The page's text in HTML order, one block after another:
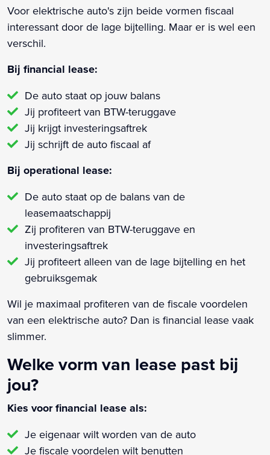
Voor elektrische auto's zijn beide vormen fiscaal
interessant door de lage bijtelling. Maar er is wel een
verschil.
Bij financial lease:
De auto staat op jouw balans
Jij profiteert van BTW-teruggave
Jij krijgt investeringsaftrek
Jij schrijft de auto fiscaal af
Bij operational lease:
De auto staat op de balans van de
leasemaatschappij
Zij profiteren van BTW-teruggave en
investeringsaftrek
Jij profiteert alleen van de lage bijtelling en het
gebruiksgemak
Wil je maximaal profiteren van de fiscale voordelen
van een elektrische auto? Dan is financial lease vaak
slimmer.
Welke vorm van lease past bij
jou?
Kies voor financial lease als:
Je eigenaar wilt worden van de auto
Je fiscale voordelen wilt benutten